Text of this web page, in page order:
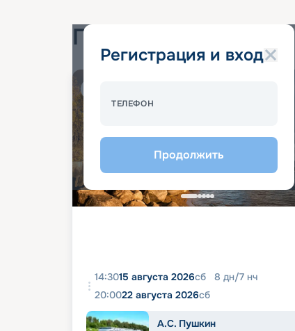
Регистрация и вход
ТЕЛЕФОН
Продолжить
Популярные круизы
14:3015 августа 2026сб 8 дн/7 нч
20:0022 августа 2026сб
А.С. Пушкин